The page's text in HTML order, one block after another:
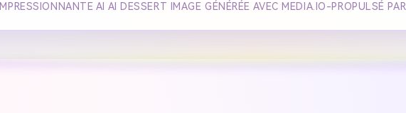
IMPRESSIONNANTE AI AI DESSERT IMAGE GÉNÉRÉE AVEC MEDIA.IO-PROPULSÉ PAR